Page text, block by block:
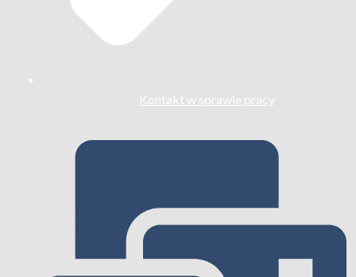
Kontakt w sprawie pracy